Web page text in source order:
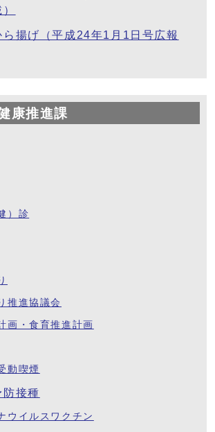
ら揚げ（平成24年1月1日号広報
康推進課
）診
推進協議会
画・食育推進計画
動喫煙
防接種
ウイルスワクチン